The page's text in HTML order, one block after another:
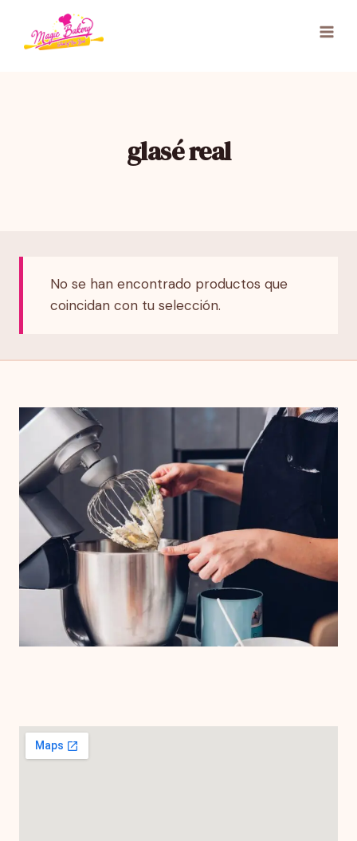
contenido
glasé real
No se han encontrado productos que
coincidan con tu selección.